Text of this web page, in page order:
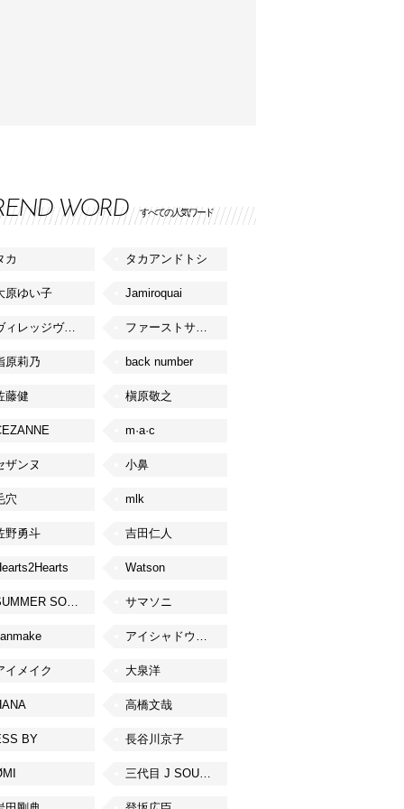
WORD すべての人気ワード
カ タカアンドトシ
原ゆい子 Jamiroquai
ヴィレッジヴァンガード ファーストサマーウイカ
原莉乃 back number
藤健 槇原敬之
m·a·c
ザンヌ 小鼻
穴 mlk
野勇斗 吉田仁人
Watson
SUMMER SONIC サマソニ
アイシャドウベース
イメイク 大泉洋
高橋文哉
BY 長谷川京子
三代目 J SOUL BROTHERS from EXILE TRIBE